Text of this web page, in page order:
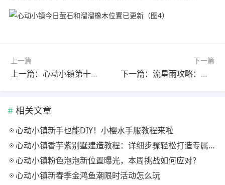
上一篇
上一篇：心动小镇第十五天香薰拍照及家具位置溜溜木萤石位置
下一篇
下一篇：流星雨攻略：草原湖收集点与星陨碎片获取指南
相关文章
心动小镇新手也能DIY！小樱水手服教程来啦
心动小镇香芋紫别墅建造教程：详细步骤轻松打造专属家园
心动小镇粉色泡泡新位置曝光，本周挑战如何应对？
心动小镇新春季金鸿鱼潮限时活动怎么玩